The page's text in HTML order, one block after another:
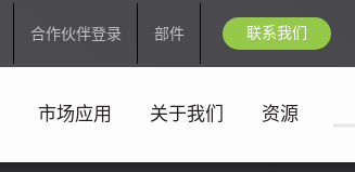
合作伙伴登录 部件 联系我们
市场应用 关于我们 资源